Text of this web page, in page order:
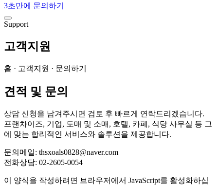
3초만에 문의하기
Support
고객지원
홈 · 고객지원 · 문의하기
견적 및 문의
상담 신청을 남겨주시면 검토 후 빠르게 연락드리겠습니다.
프랜차이즈, 기업, 도매 및 소매, 호텔, 카페, 식당 사무실 등 그
에 맞는 합리적인 서비스와 솔루션을 제공합니다.
문의메일: thsxoals0828@naver.com
전화상담: 02-2605-0054
이 양식을 작성하려면 브라우저에서 JavaScript를 활성화하십